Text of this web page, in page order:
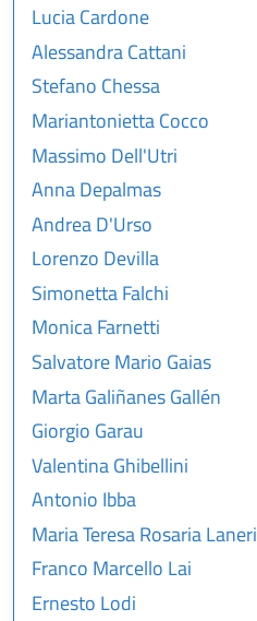
Lucia Cardone
Alessandra Cattani
Stefano Chessa
Mariantonietta Cocco
Massimo Dell'Utri
Anna Depalmas
Andrea D'Urso
Lorenzo Devilla
Simonetta Falchi
Monica Farnetti
Salvatore Mario Gaias
Marta Galiñanes Gallén
Giorgio Garau
Valentina Ghibellini
Antonio Ibba
Maria Teresa Rosaria Laneri
Franco Marcello Lai
Ernesto Lodi